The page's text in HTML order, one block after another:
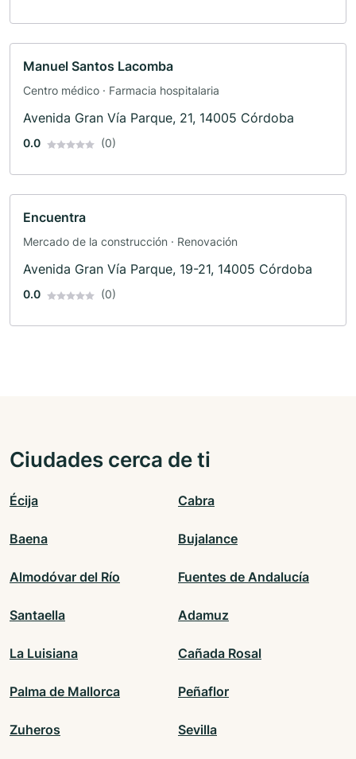
Manuel Santos Lacomba
Centro médico · Farmacia hospitalaria
Avenida Gran Vía Parque, 21, 14005 Córdoba
0.0 (0)
Encuentra
Mercado de la construcción · Renovación
Avenida Gran Vía Parque, 19-21, 14005 Córdoba
0.0 (0)
Ciudades cerca de ti
Écija Cabra
Baena Bujalance
Almodóvar del Río Fuentes de Andalucía
Santaella Adamuz
La Luisiana Cañada Rosal
Palma de Mallorca Peñaflor
Zuheros Sevilla